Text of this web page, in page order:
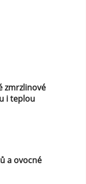
zmrzlinové
i teplou
a ovocné